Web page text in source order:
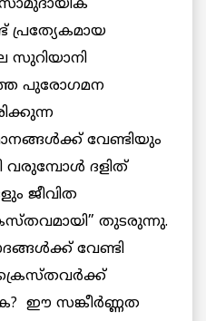
പ്രത്യേകമായ
സുറിയാനി
പുരോഗമന
വേണ്ടിയും
വരുമ്പോള്‍ ദളിത്
ജീവിത
തുടരുന്നു.
വേണ്ടി
ക്രൈസ്തവര്‍ക്ക്
ഈ സങ്കീര്‍ണ്ണത